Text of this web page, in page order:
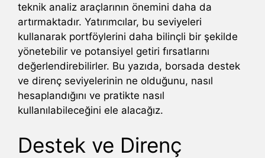
teknik analiz araçlarının önemini daha da
artırmaktadır. Yatırımcılar, bu seviyeleri
kullanarak portföylerini daha bilinçli bir şekilde
yönetebilir ve potansiyel getiri fırsatlarını
değerlendirebilirler. Bu yazıda, borsada destek
ve direnç seviyelerinin ne olduğunu, nasıl
hesaplandığını ve pratikte nasıl
kullanılabileceğini ele alacağız.
Destek ve Direnç